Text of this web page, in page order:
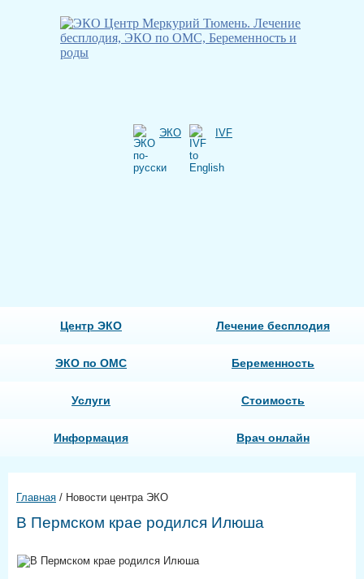
ЭКО IVF
Центр ЭКО Лечение бесплодия
ЭКО по ОМС Беременность
Услуги Стоимость
Информация Врач онлайн
Главная / Новости центра ЭКО
В Пермском крае родился Илюша